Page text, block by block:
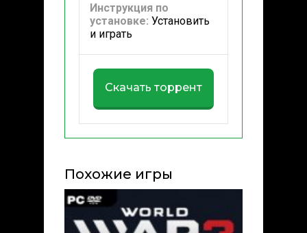
Инструкция по
установке: Установить
и играть
Скачать торрент
Похожие игры